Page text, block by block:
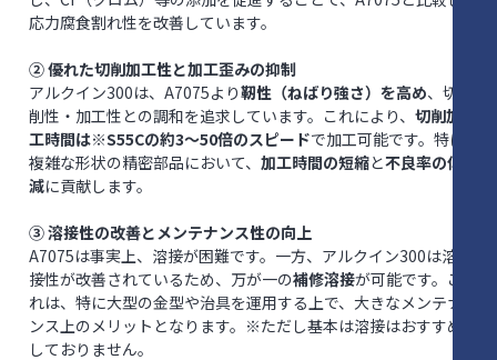
応力腐食割れ性を改善しています。
② 優れた切削加工性と加工歪みの抑制
アルクイン300は、A7075より靭性（ねばり強さ）を高め、切
削性・加工性との調和を追求しています。これにより、 切削加
工時間は※S55Cの約3～50倍のスピードで加工可能です。特に
複雑な形状の精密部品において、 加工時間の短縮と不良率の低
減に貢献します。
③ 溶接性の改善とメンテナンス性の向上
A7075は事実上、溶接が困難です。一方、アルクイン300は溶
接性が改善されているため、万が一の補修溶接が可能です。こ
れは、特に大型の金型や治具を運用する上で、大きなメンテナ
ンス上のメリットとなります。※ただし基本は溶接はおすすめ
しておりません。